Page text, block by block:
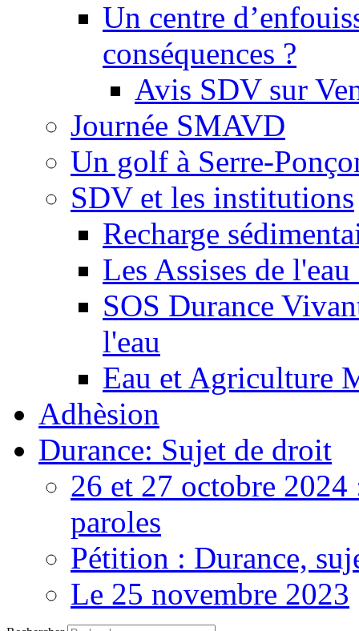
Un centre
conséquences ?
Avis SDV sur
Journée SMAVD
Un golf à Serre-
SDV et les institutions
Recharge
Les Assises de
SOS Durance
l'eau
Eau et Agriculture
Adhèsion
Durance: Sujet de droit
26 et 27 octobre 2024
paroles
Pétition : Durance,
Le 25 novembre 2023